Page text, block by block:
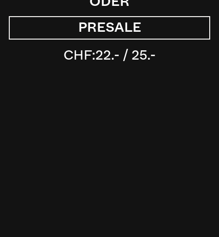
PRESALE
CHF:22.- / 25.-